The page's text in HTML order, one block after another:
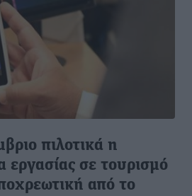
πιλοτικά η
σε τουρισμό
από το